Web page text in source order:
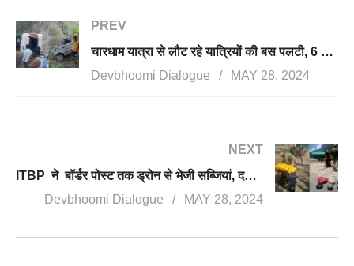
PREV
चारधाम यात्रा से लौट रहे यात्रियों की बस पलटी, 6 घायल, अल्मोड़ा में खाई में गिरी कार, बच्ची समेत परिवार के तीन लोगों की मौत
Devbhoomi Dialogue
MAY 28, 2024
NEXT
ITBP ने बॉर्डर पोस्ट तक ड्रोन से भेजी सब्जियां, दवाइयां, जरूरत पड़ी तो ड्रोन से हथियार भेजने की भी है योजना
Devbhoomi Dialogue
MAY 28, 2024